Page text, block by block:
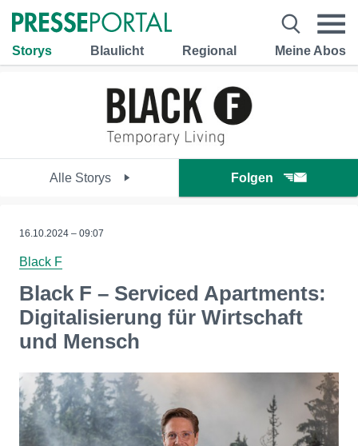
Storys Blaulicht Regional Meine Abos
Alle Storys Folgen
16.10.2024 – 09:07
Black F
Black F – Serviced Apartments:
Digitalisierung für Wirtschaft
und Mensch